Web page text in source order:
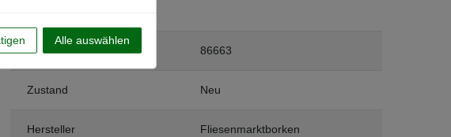
Art.-ID 86663
Zustand Neu
Hersteller Fliesenmarktborken
Alle auswählen